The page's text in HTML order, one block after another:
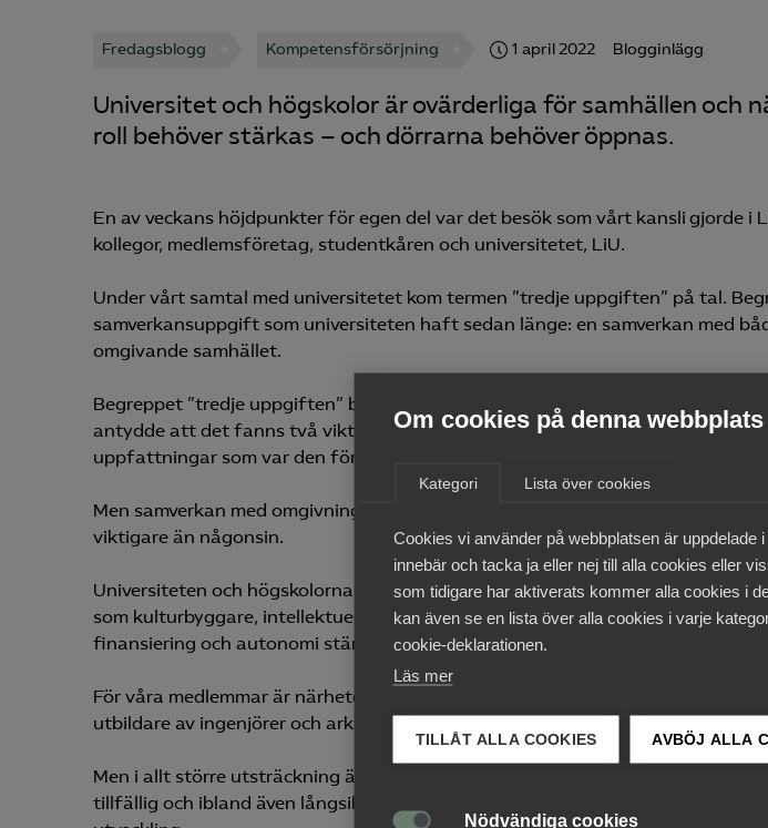
Fredagsblogg Kompetensförsörjning 1 april 2022 Blogginlägg
Universitet och högskolor är ovärderliga för samhällen och
roll behöver stärkas – och dörrarna behöver öppnas.
En av veckans höjdpunkter för egen del var det besök som vårt kansli gjorde i
kollegor, medlemsföretag, studentkåren och universitetet, LiU.
Under vårt samtal med universitetet kom termen ”tredje uppgiften” på tal.
samverkansuppgift som universiteten haft sedan länge: en samverkan med
omgivande samhället.
Begreppet ”tredje uppgiften” brukar numera kallas ”samverkan”- bland annat
antydde att det fanns två viktigare uppgifter: grundutbildning och forskning.
uppfattningar som var den första och viken som var den andra uppgiften.
Men samverkan med omgivningen är ändå en av de svårare uppgifterna för
viktigare än någonsin.
Universiteten och högskolorna, inte minst de tekniska, är helt centrala för våra
som kulturbyggare, intellektuella drivbänkar och kunskapsmotorer. Vi ser
finansiering och autonomi stärks ännu mer.
För våra medlemmar är närheten till de tekniska högskolorna självfallet
utbildare av ingenjörer och arkitekter.
Men i allt större utsträckning är universiteten en partner till näringslivet i
tillfällig och ibland även långsiktig bas för yrkesverksamma ingenjörer och
Om cookies på denna webbplats
Kategori Lista över cookies
Cookies vi använder på webbplatsen är uppdelade
innebär och tacka ja eller nej till alla cookies eller
som tidigare har aktiverats kommer alla cookies i
kan även se en lista över alla cookies i varje
cookie-deklarationen.
Läs mer
TILLÅT ALLA COOKIES AVBÖJ ALLA
Nödvändiga cookies